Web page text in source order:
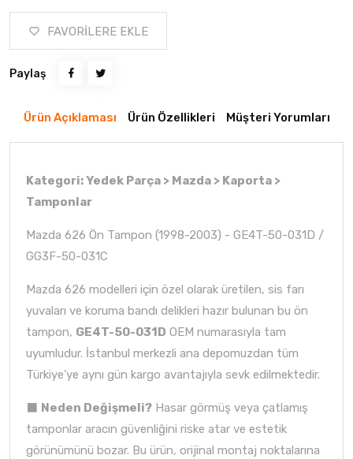
FAVORİLERE EKLE
Paylaş
Ürün Açıklaması Ürün Özellikleri Müşteri Yorumları
Kategori: Yedek Parça > Mazda > Kaporta >
Tamponlar
Mazda 626 Ön Tampon (1998-2003) - GE4T-50-031D /
GG3F-50-031C
Mazda 626 modelleri için özel olarak üretilen, sis farı
yuvaları ve koruma bandı delikleri hazır bulunan bu ön
tampon, GE4T-50-031D OEM numarasıyla tam
uyumludur. İstanbul merkezli ana depomuzdan tüm
Türkiye’ye aynı gün kargo avantajıyla sevk edilmektedir.
⬛ Neden Değişmeli? Hasar görmüş veya çatlamış
tamponlar aracın güvenliğini riske atar ve estetik
görünümünü bozar. Bu ürün, orijinal montaj noktalarına